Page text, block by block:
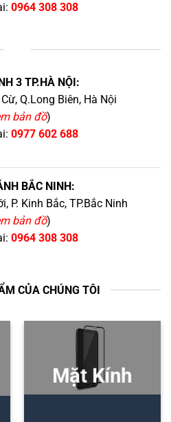
0964 308 308
3 TP.HÀ NỘI:
Q.Long Biên, Hà Nội
bản đồ)
0977 602 688
BẮC NINH:
P. Kinh Bắc, TP.Bắc Ninh
bản đồ)
0964 308 308
CỦA CHÚNG TÔI
Mặt Kính